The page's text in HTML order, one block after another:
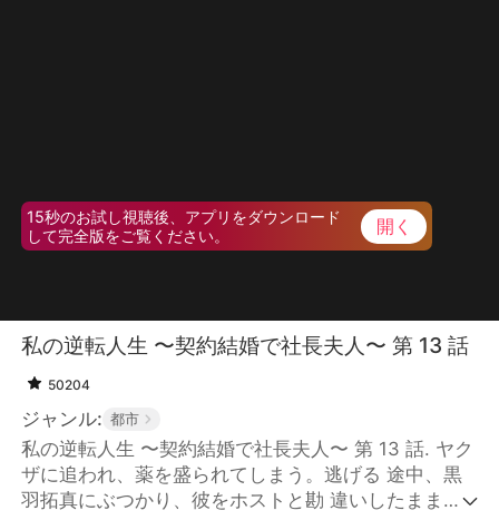
15秒のお試し視聴後、アプリをダウンロード
して完全版をご覧ください。
開く
私の逆転人生 〜契約結婚で社長夫人〜 第 13 話
50204
ジャンル: 都市
私の逆転人生 〜契約結婚で社長夫人〜 第 13 話. ヤク
ザに追われ、薬を盛られてしまう。逃げる 途中、黒
羽拓真にぶつかり、彼をホストと勘 違いしたまま一